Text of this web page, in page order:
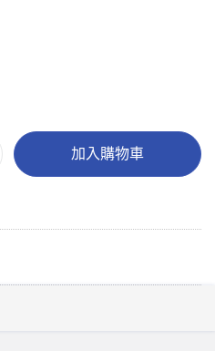
加入購物車